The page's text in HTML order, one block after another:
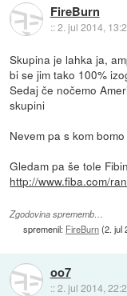
FireBurn
::2. jul 2014,
Skupina je lahka ja,
bi se jim tako 100%
Sedaj če nočemo
skupini
Nevem pa s kom
Gledam pa še tole
http://www.fiba.com/
Zgodovina sprememb…
spremenil: FireBurn(2. jul
oo7
::2. jul 2014,